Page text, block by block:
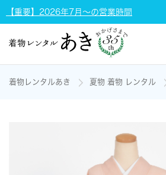
【重要】2026年7月～の営業時間
着物レンタルあき 夏物 着物 レンタル